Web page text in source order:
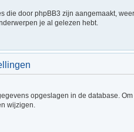
die door phpBB3 zijn aangemaakt,
je al gelezen hebt.
opgeslagen in de database.
wijzigen.